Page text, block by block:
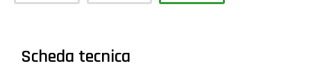
Scheda tecnica